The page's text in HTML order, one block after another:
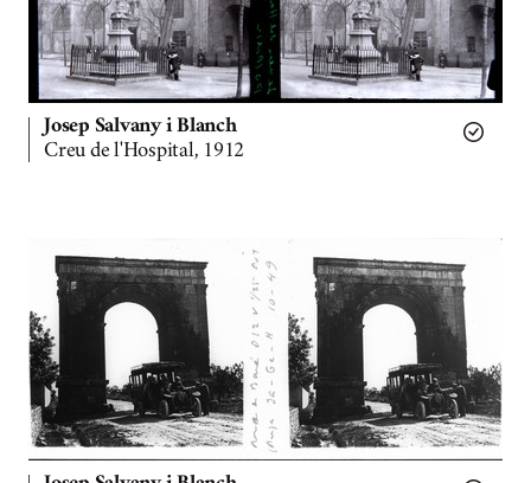
Josep Salvany i Blanch
Creu de l'Hospital, 1912